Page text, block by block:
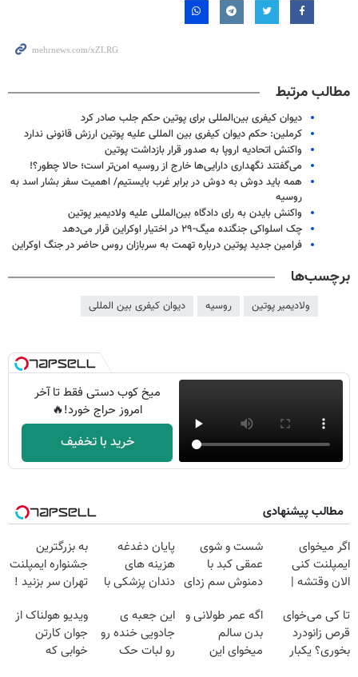
مطالب مرتبط
دیوان کیفری بین‌المللی برای پوتین حکم جلب صادر کرد
کرملین: حکم دیوان کیفری بین المللی علیه پوتین ارزش قانونی ندارد
واکنش اتحادیه اروپا به صدور قرار بازداشت پوتین
می‌گفتند نگهداری دارایی‌ها خارج از روسیه امن‌تر است؛ حالا چطور؟!
همه باید دوش به دوش در برابر غرب بایستیم/ اهمیت سفر بشار اسد به
روسیه
واکنش بایدن به رای دادگاه بین‌المللی علیه ولادیمیر پوتین
چک اسلواکی جنگنده میگ-۲۹ در اختیار اوکراین قرار می‌دهد
فرامین جدید پوتین درباره تهمت به سربازان روس حاضر در جنگ اوکراین
برچسب‌ها
ولادیمیر پوتین روسیه دیوان کیفری بین المللی
میخ کوب دستی فقط تا آخر
امروز حراج خورد!🔥
خرید با تخفیف
مطالب پیشنهادی
اگر میخوای
ایمپلنت کنی
الان وقتشه |
میلیون تومان!!!
شست و شوی
عمقی کبد با
دمنوش سم زدای
پایان دغدغه
هزینه های
دندان پزشکی با
خانگی
به بزرگترین
جشنواره ایمپلنت
تهران سر بزنید !
میلیون !
تا کی می‌خوای
قرص زانودرد
بخوری؟ یکبار
اگه عمر طولانی و
بدن سالم
میخوای این
این جعبه ی
جادویی خنده رو
رو لبات حک
ویدیو هولناک از
جوان کارتن
خوابی که